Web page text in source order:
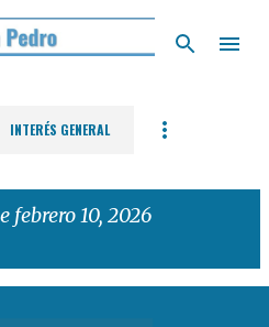
principal
INTERÉS GENERAL
febrero 10, 2026